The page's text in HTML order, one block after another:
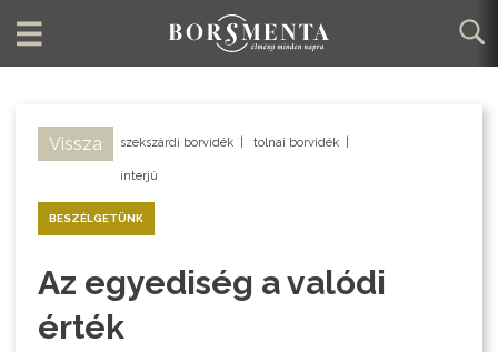
Vissza szekszárdi borvidék tolnai borvidék
interjú
BESZÉLGETÜNK
Az egyediség a valódi
érték